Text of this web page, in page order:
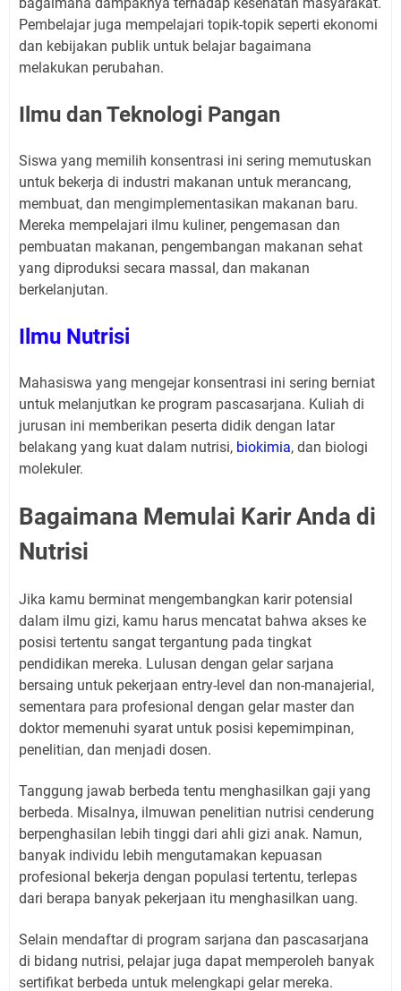
bagaimana dampaknya terhadap kesehatan masyarakat.
Pembelajar juga mempelajari topik-topik seperti ekonomi
dan kebijakan publik untuk belajar bagaimana
melakukan perubahan.
Ilmu dan Teknologi Pangan
Siswa yang memilih konsentrasi ini sering memutuskan
untuk bekerja di industri makanan untuk merancang,
membuat, dan mengimplementasikan makanan baru.
Mereka mempelajari ilmu kuliner, pengemasan dan
pembuatan makanan, pengembangan makanan sehat
yang diproduksi secara massal, dan makanan
berkelanjutan.
Ilmu Nutrisi
Mahasiswa yang mengejar konsentrasi ini sering berniat
untuk melanjutkan ke program pascasarjana. Kuliah di
jurusan ini memberikan peserta didik dengan latar
belakang yang kuat dalam nutrisi, biokimia, dan biologi
molekuler.
Bagaimana Memulai Karir Anda di
Nutrisi
Jika kamu berminat mengembangkan karir potensial
dalam ilmu gizi, kamu harus mencatat bahwa akses ke
posisi tertentu sangat tergantung pada tingkat
pendidikan mereka. Lulusan dengan gelar sarjana
bersaing untuk pekerjaan entry-level dan non-manajerial,
sementara para profesional dengan gelar master dan
doktor memenuhi syarat untuk posisi kepemimpinan,
penelitian, dan menjadi dosen.
Tanggung jawab berbeda tentu menghasilkan gaji yang
berbeda. Misalnya, ilmuwan penelitian nutrisi cenderung
berpenghasilan lebih tinggi dari ahli gizi anak. Namun,
banyak individu lebih mengutamakan kepuasan
profesional bekerja dengan populasi tertentu, terlepas
dari berapa banyak pekerjaan itu menghasilkan uang.
Selain mendaftar di program sarjana dan pascasarjana
di bidang nutrisi, pelajar juga dapat memperoleh banyak
sertifikat berbeda untuk melengkapi gelar mereka.